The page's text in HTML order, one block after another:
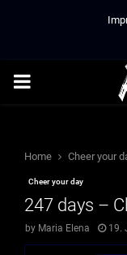
PRIMARY
Home Cheer your
Cheer your day
247 days –
by Maria Elena 19.